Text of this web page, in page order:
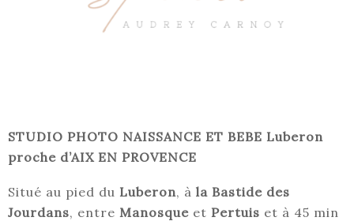
STUDIO PHOTO NAISSANCE ET BEBE Luberon
proche d’AIX EN PROVENCE
Situé au pied du Luberon, à la Bastide des
Jourdans, entre Manosque et Pertuis et à 45 min